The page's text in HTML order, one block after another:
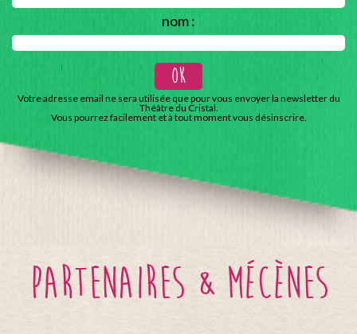
nom :
Votre adresse email ne sera utilisée que pour vous envoyer la newsletter du
Théâtre du Cristal.
Vous pourrez facilement et à tout moment vous désinscrire.
partenaires & mécènes